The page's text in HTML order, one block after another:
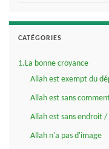
CATÉGORIES
1.La bonne croyance
Allah est exempt du
Allah est sans
Allah est sans endroit
Allah n'a pas d'image